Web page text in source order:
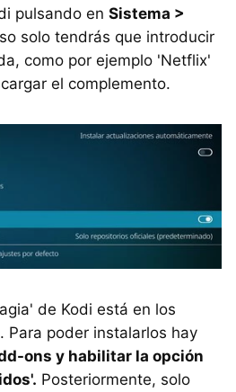
pulsando en Sistema >
solo tendrás que introducir
como por ejemplo 'Netflix'
el complemento.
de Kodi está en los
Para poder instalarlos hay
ons y habilitar la opción
Posteriormente, solo